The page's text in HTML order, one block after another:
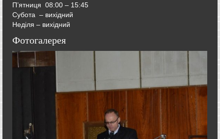
П’ятниця 08:00 – 15:45
Субота – вихідний
Неділя – вихідний
Фотогалерея